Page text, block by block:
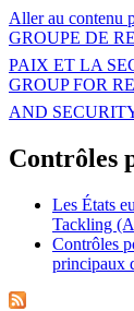
Aller au contenu
GROUPE DE
PAIX ET LA
GROUP FOR
AND
Contrôles
Les États
Tackling
Contrôles
principaux